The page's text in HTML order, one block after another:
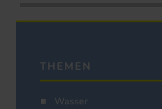
THEMEN
Wasser